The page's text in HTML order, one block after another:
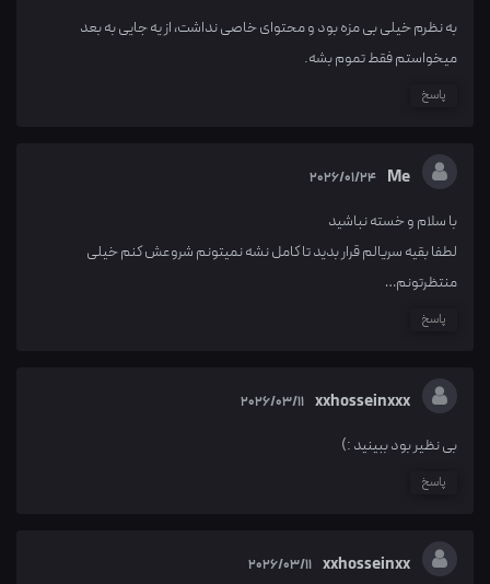
به نظرم خیلی بی مزه بود و محتوای خاصی نداشت، از یه جایی به بعد
میخواستم فقط تموم بشه.
پاسخ
Me
2026/01/24
با سلام و خسته نباشید
لطفا بقیه سریالم قرار بدید تا کامل نشه نمیتونم شروعش کنم خیلی
منتظرتونم…
پاسخ
xxhosseinxxx
2026/03/11
بی نظیر بود ببینید :)
پاسخ
xxhosseinxx
2026/03/11